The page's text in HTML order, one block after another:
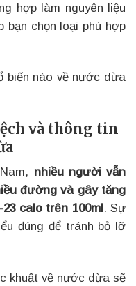
hợp làm nguyên liệu
bạn chọn loại phù hợp
biến nào về nước dừa
và thông tin
nhiều người vẫn
đường và gây tăng
calo trên 100ml . Sự
đúng để tránh bỏ lỡ
khuất về nước dừa sẽ